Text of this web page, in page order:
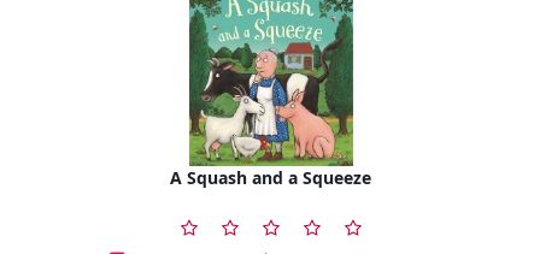
A Squash and a Squeeze